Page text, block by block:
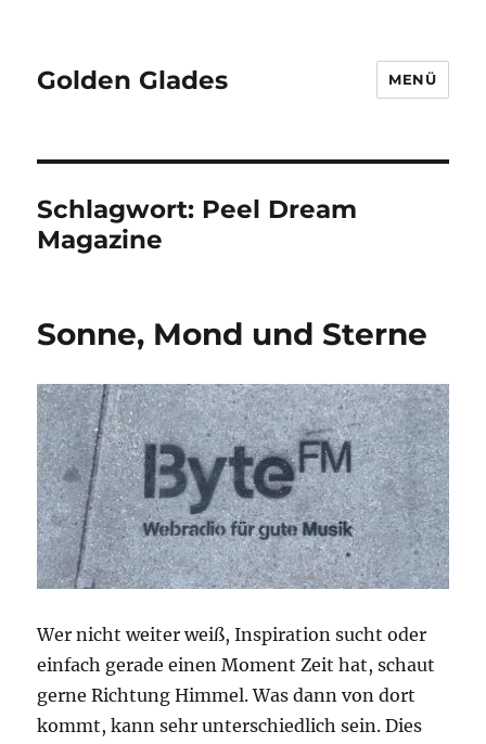
Golden Glades MENÜ
Schlagwort: Peel Dream
Magazine
Sonne, Mond und Sterne
Wer nicht weiter weiß, Inspiration sucht oder
einfach gerade einen Moment Zeit hat, schaut
gerne Richtung Himmel. Was dann von dort
kommt, kann sehr unterschiedlich sein. Dies